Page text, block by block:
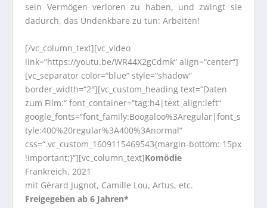
sein Vermögen verloren zu haben, und zwingt sie
dadurch, das Undenkbare zu tun: Arbeiten!
[/vc_column_text][vc_video
link=“https://youtu.be/WR44X2gCdmk“ align=“center“]
[vc_separator color=“blue“ style=“shadow“
border_width=“2″][vc_custom_heading text=“Daten
zum Film:“ font_container=“tag:h4|text_align:left“
google_fonts=“font_family:Boogaloo%3Aregular|font_s
tyle:400%20regular%3A400%3Anormal“
css=“.vc_custom_1609115469543{margin-bottom: 15px
!important;}“][vc_column_text]Komödie
Frankreich, 2021
mit Gérard Jugnot, Camille Lou, Artus, etc.
Freigegeben ab 6 Jahren*